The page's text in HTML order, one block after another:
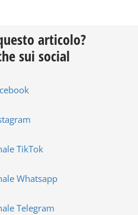
articolo?
sui social
TikTok
Whatsapp
Telegram